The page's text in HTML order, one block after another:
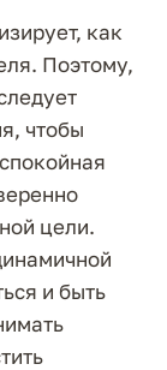
как
Поэтому,
чтобы
цели.
и быть